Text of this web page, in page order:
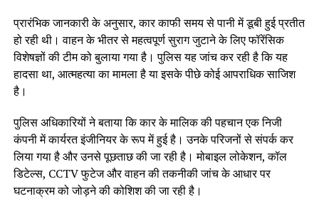
प्रारंभिक जानकारी के अनुसार, कार काफी समय से पानी में डूबी हुई प्रतीत
हो रही थी। वाहन के भीतर से महत्वपूर्ण सुराग जुटाने के लिए फॉरेंसिक
विशेषज्ञों की टीम को बुलाया गया है। पुलिस यह जांच कर रही है कि यह
हादसा था, आत्महत्या का मामला है या इसके पीछे कोई आपराधिक साजिश
है।
पुलिस अधिकारियों ने बताया कि कार के मालिक की पहचान एक निजी
कंपनी में कार्यरत इंजीनियर के रूप में हुई है। उनके परिजनों से संपर्क कर
लिया गया है और उनसे पूछताछ की जा रही है। मोबाइल लोकेशन, कॉल
डिटेल्स, CCTV फुटेज और वाहन की तकनीकी जांच के आधार पर
घटनाक्रम को जोड़ने की कोशिश की जा रही है।